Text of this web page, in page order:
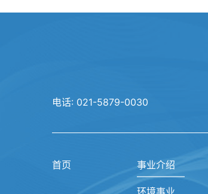
电话: 021-5879-0030
首页 事业介绍
环境事业